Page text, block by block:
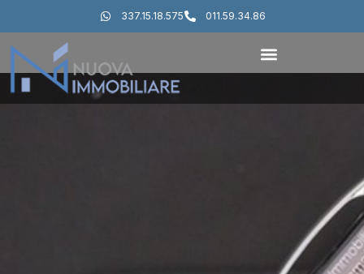
337.15.18.575 011.59.34.86